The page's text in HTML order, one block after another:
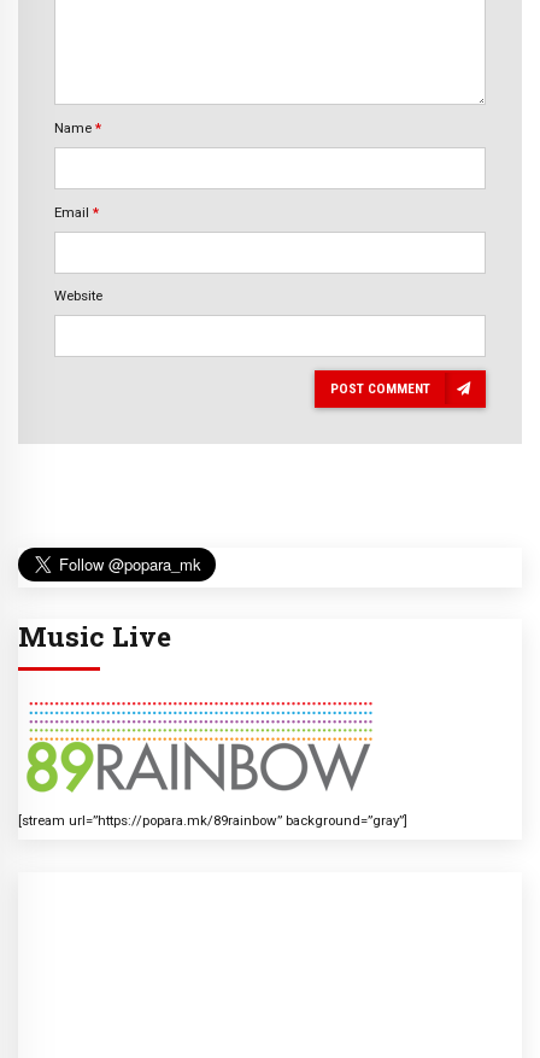
Name *
Email *
Website
POST COMMENT
Music Live
[stream url=”https://popara.mk/89rainbow” background=”gray”]